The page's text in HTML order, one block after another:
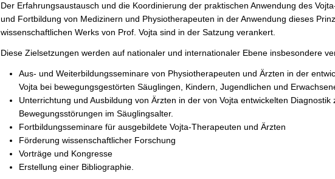
Der Erfahrungsaustausch und die Koordinierung der praktischen Anwendung des
und Fortbildung von Medizinern und Physiotherapeuten in der Anwendung dieses
wissenschaftlichen Werks von Prof. Vojta sind in der Satzung verankert.
Diese Zielsetzungen werden auf nationaler und internationaler Ebene insbesondere
Aus- und Weiterbildungsseminare von Physiotherapeuten und Ärzten in der
Vojta bei bewegungsgestörten Säuglingen, Kindern, Jugendlichen und
Unterrichtung und Ausbildung von Ärzten in der von Vojta entwickelten
Bewegungsstörungen im Säuglingsalter.
Fortbildungsseminare für ausgebildete Vojta-Therapeuten und Ärzten
Förderung wissenschaftlicher Forschung
Vorträge und Kongresse
Erstellung einer Bibliographie.